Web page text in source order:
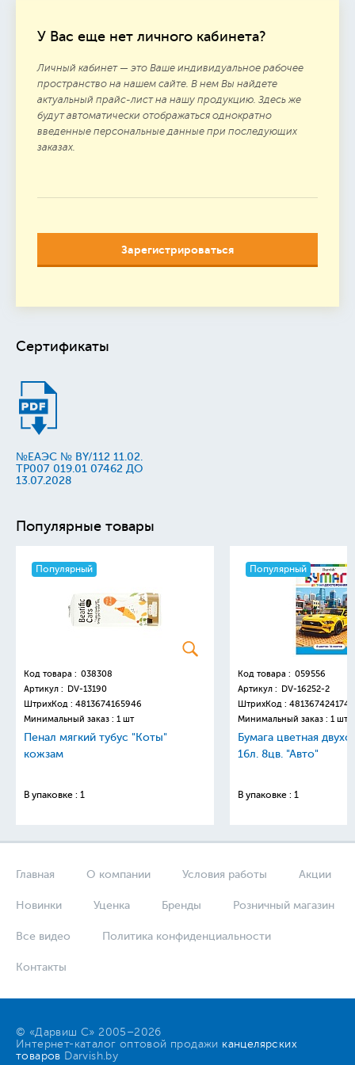
У Вас еще нет личного кабинета?
Личный кабинет — это Ваше индивидуальное рабочее
пространство на нашем сайте. В нем Вы найдете
актуальный прайс-лист на нашу продукцию. Здесь же
будут автоматически отображаться однократно
введенные персональные данные при последующих
заказах.
Зарегистрироваться
Сертификаты
№ЕАЭС № BY/112 11.02.
TP007 019.01 07462 ДО
13.07.2028
Популярные товары
Популярный
Код товара : 038308
Артикул : DV-13190
ШтрихКод : 4813674165946
Минимальный заказ : 1 шт
Пенал мягкий тубус "Коты"
кожзам
В упаковке : 1
Популярный
Код товара : 059556
Артикул : DV-16252-2
ШтрихКод : 4813674241749
Минимальный заказ : 1 шт
Бумага цветная
16л. 8цв. "Авто"
В упаковке : 1
Главная О компании Условия работы Акции
Новинки Уценка Бренды Розничный магазин
Все видео Политика конфиденциальности
Контакты
© «Дарвиш С» 2005–2026
Интернет-каталог оптовой продажи канцелярских
товаров Darvish.by